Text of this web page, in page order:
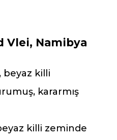
Vlei, Namibya
killi zeminde